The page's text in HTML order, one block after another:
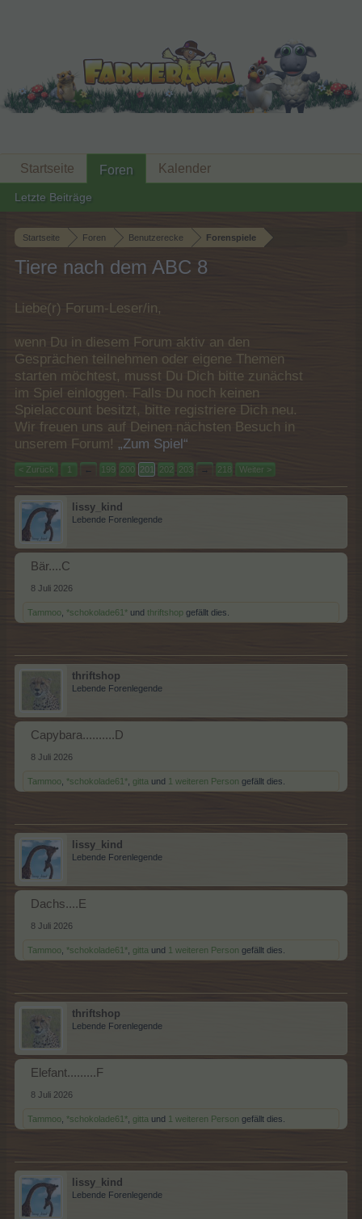
Startseite Foren Benutzerecke Forenspiele
Tiere nach dem ABC 8
Liebe(r) Forum-Leser/in,
wenn Du in diesem Forum aktiv an den
Gesprächen teilnehmen oder eigene Themen
starten möchtest, musst Du Dich bitte zunächst
im Spiel einloggen. Falls Du noch keinen
Spielaccount besitzt, bitte registriere Dich neu.
Wir freuen uns auf Deinen nächsten Besuch in
unserem Forum! „Zum Spiel“
< Zurück 1 ← 199 200 201 202 203 → 218 Weiter >
lissy_kind
Lebende Forenlegende
Bär....C
8 Juli 2026
Tammoo *schokolade61* und thriftshop gefällt dies.
thriftshop
Lebende Forenlegende
Capybara..........D
8 Juli 2026
Tammoo *schokolade61* gitta und 1 weiteren Person gefällt dies.
lissy_kind
Lebende Forenlegende
Dachs....E
8 Juli 2026
Tammoo *schokolade61* gitta und 1 weiteren Person gefällt dies.
thriftshop
Lebende Forenlegende
Elefant.........F
8 Juli 2026
Tammoo *schokolade61* gitta und 1 weiteren Person gefällt dies.
lissy_kind
Lebende Forenlegende
Startseite Foren
Letzte Beiträge
Kalender